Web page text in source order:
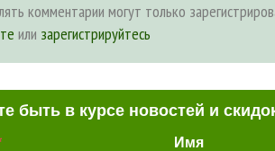
комментарии могут только
или зарегистрируйтесь
быть в курсе новостей и
Имя